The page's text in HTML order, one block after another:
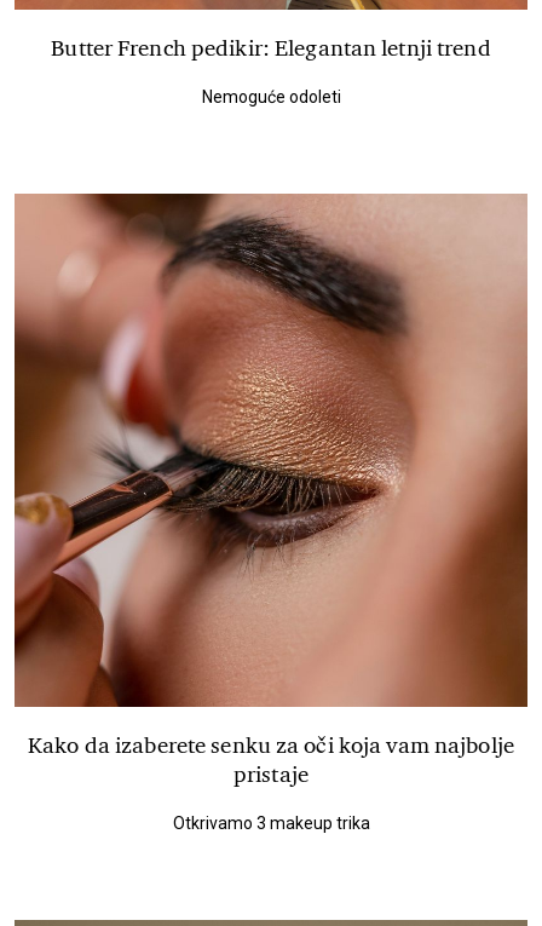
Butter French pedikir: Elegantan letnji trend
Nemoguće odoleti
Kako da izaberete senku za oči koja vam najbolje
pristaje
Otkrivamo 3 makeup trika